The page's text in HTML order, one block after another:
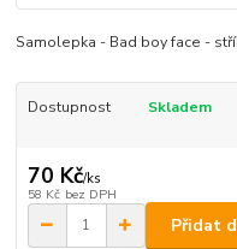
Samolepka - Bad boy face -
Dostupnost Skladem
70 Kč/ks
58 Kč bez DPH
Přidat